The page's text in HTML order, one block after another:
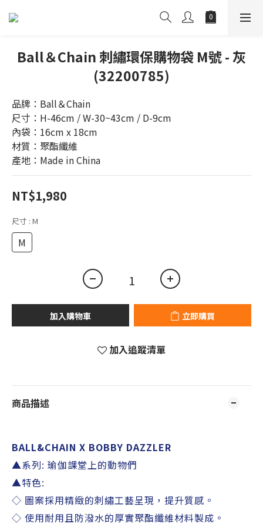
Ball＆Chain 刺繡環保購物袋 M號 - 灰
(32200785)
品牌：Ball＆Chain
尺寸：H-46cm / W-30~43cm / D-9cm
內袋：16cm x 18cm
材質：聚酯纖維
產地：Made in China
NT$1,980
尺寸 : M
M
加入購物車 立即購買
加入追蹤清單
商品描述
BALL&CHAIN X BOBBY DAZZLER
▲系列: 瑜伽課堂上的動物們
▲特色:
◇ 圖案採用精緻的刺繡工藝呈現，提升質感。
◇ 使用耐用且防潑水的厚實聚酯纖維材料製成。